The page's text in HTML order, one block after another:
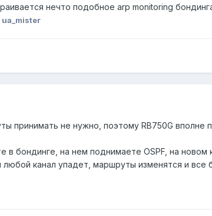
нечто подобное arp monitoring
ua_mister
принимать не нужно, поэтому RB750G вполне
в бондинге, на нем поднимаете OSPF, на
канал упадет, маршруты изменятся и